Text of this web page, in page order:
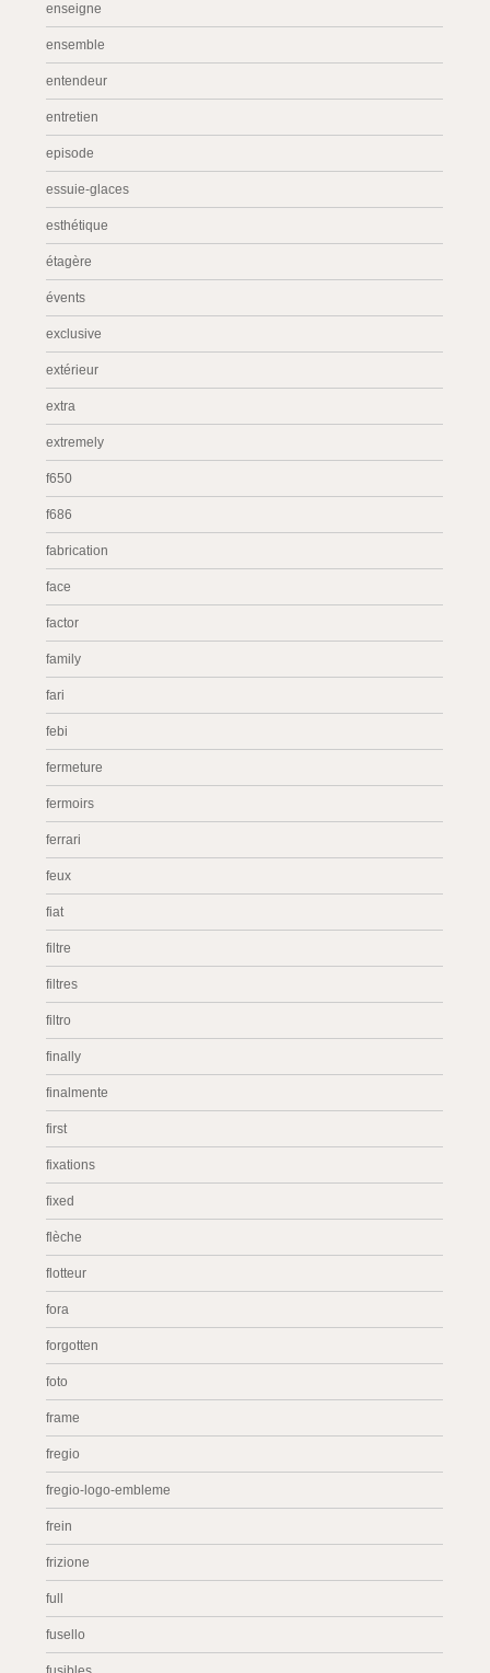
enseigne
ensemble
entendeur
entretien
episode
essuie-glaces
esthétique
étagère
évents
exclusive
extérieur
extra
extremely
f650
f686
fabrication
face
factor
family
fari
febi
fermeture
fermoirs
ferrari
feux
fiat
filtre
filtres
filtro
finally
finalmente
first
fixations
fixed
flèche
flotteur
fora
forgotten
foto
frame
fregio
fregio-logo-embleme
frein
frizione
full
fusello